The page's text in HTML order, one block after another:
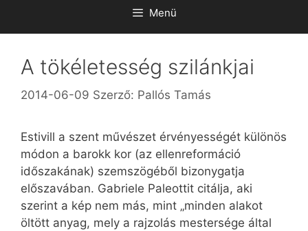
Menü
A tökéletesség szilánkjai
2014-06-09 Szerző: Pallós Tamás
Estivill a szent művészet érvényességét különös
módon a barokk kor (az ellenreformáció
időszakának) szemszögéből bizonygatja
előszavában. Gabriele Paleottit citálja, aki
szerint a kép nem más, mint „minden alakot
öltött anyag, mely a rajzolás mestersége által